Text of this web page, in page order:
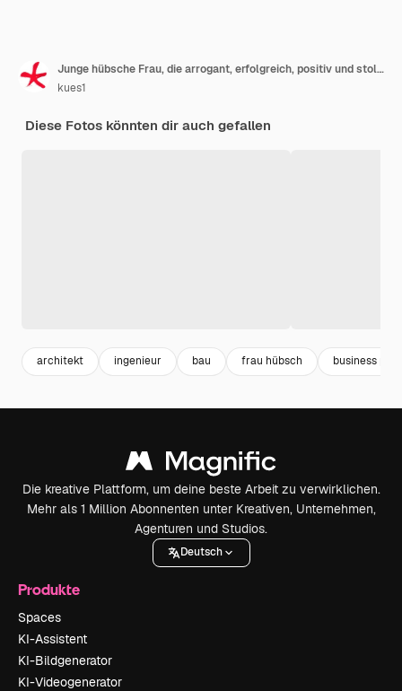
Junge hübsche Frau, die arrogant, erfolgreich, positiv und stolz aussieht. Architektenkonzept
kues1
Diese Fotos könnten dir auch gefallen
architekt ingenieur bau frau hübsch business plan
Die kreative Plattform, um deine beste Arbeit zu verwirklichen.
Mehr als 1 Million Abonnenten unter Kreativen, Unternehmen,
Agenturen und Studios.
Deutsch
Produkte
Spaces
KI-Assistent
KI-Bildgenerator
KI-Videogenerator